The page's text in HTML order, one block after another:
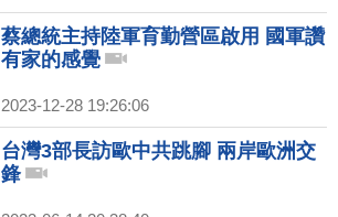
蔡總統主持陸軍育勤營區啟用 國軍讚
有家的感覺
2023-12-28 19:26:06
台灣3部長訪歐中共跳腳 兩岸歐洲交
鋒